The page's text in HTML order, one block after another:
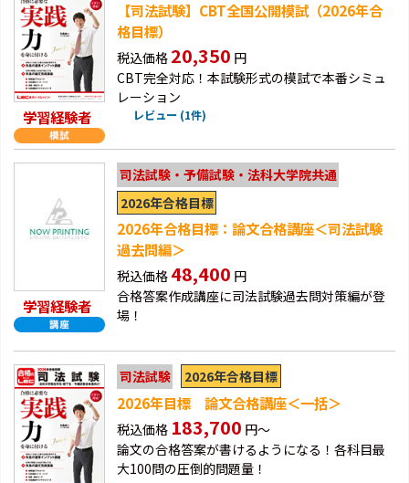
学習経験者
【司法試験】CBT全国公開模試（2026年合
格目標）
税込価格 20,350 円
CBT完全対応！本試験形式の模試で本番シミュ
レーション
レビュー (1件)
学習経験者
司法試験・予備試験・法科大学院共通
2026年合格目標
2026年合格目標：論文合格講座＜司法試験
過去問編＞
税込価格 48,400 円
合格答案作成講座に司法試験過去問対策編が登
場！
司法試験 2026年合格目標
2026年目標 論文合格講座＜一括＞
税込価格 183,700 円～
論文の合格答案が書けるようになる！各科目最
大100問の圧倒的問題量！